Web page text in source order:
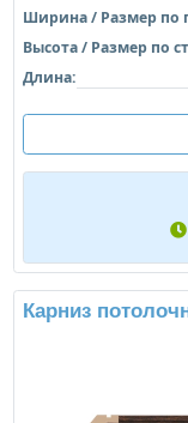
Ширина / Размер по
Высота / Размер по
Длина:
Карниз